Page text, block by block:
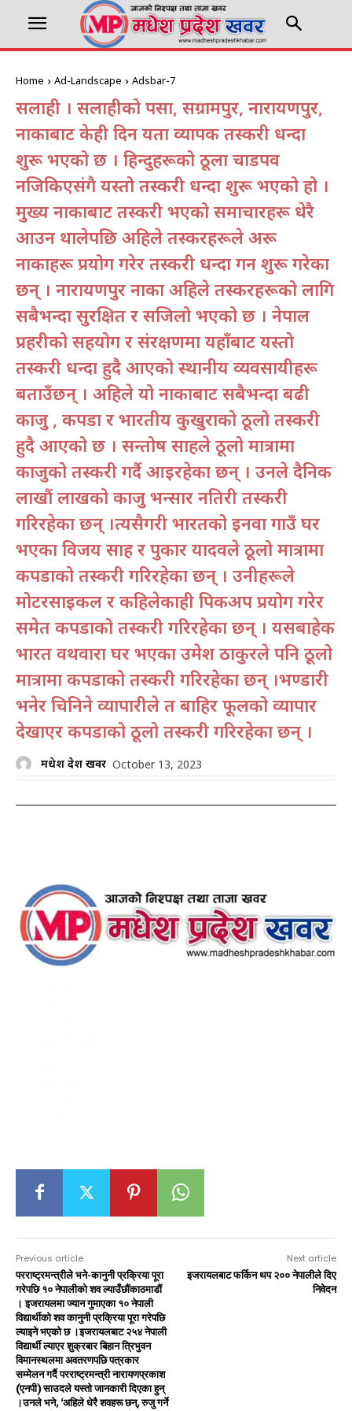
Home Ad-Landscape Adsbar-7
सर्लाही । सर्लाहीको पर्सा, सग्रामपुर, नारायणपुर,
नाकाबाट केही दिन यता व्यापक तस्करी धन्दा
शुरू भएको छ । हिन्दुहरूको ठूला चाडपर्व
नजिकिएसंगै यस्तो तस्करी धन्दा शुरू भएको हो ।
मुख्य नाकाबाट तस्करी भएको समाचारहरू धेरै
आउन थालेपछि अहिले तस्करहरूले अरू
नाकाहरू प्रयोग गरेर तस्करी धन्दा गर्न शुरू गरेका
छन् । नारायणपुर नाका अहिले तस्करहरूको लागि
सबैभन्दा सुरक्षित र सजिलो भएको छ । नेपाल
प्रहरीको सहयोग र संरक्षणमा यहाँबाट यस्तो
तस्करी धन्दा हुदै आएको स्थानीय व्यवसायीहरू
बताउँछन् । अहिले यो नाकाबाट सबैभन्दा बढी
काजु , कपडा र भारतीय कुखुराको ठूलो तस्करी
हुदै आएको छ । सन्तोष साहले ठूलो मात्रामा
काजुको तस्करी गर्दै आइरहेका छन् । उनले दैनिक
लाखौं लाखको काजु भन्सार नतिरी तस्करी
गरिरहेका छन् ।त्यसैगरी भारतको इनर्वा गाउँ घर
भएका विजय साह र पुकार यादवले ठूलो मात्रामा
कपडाको तस्करी गरिरहेका छन् । उनीहरूले
मोटरसाइकल र कहिलेकाही पिकअप प्रयोग गरेर
समेत कपडाको तस्करी गरिरहेका छन् । यसबाहेक
भारत वथवारा घर भएका उमेश ठाकुरले पनि ठूलो
मात्रामा कपडाको तस्करी गरिरहेका छन् ।भण्डारी
भनेर चिनिने व्यापारीले त बाहिर फूलको व्यापार
देखाएर कपडाको ठूलो तस्करी गरिरहेका छन् ।
मधेश प्रदेश खवर October 13, 2023
Previous article
परराष्ट्रमन्त्रीले भने-कानुनी प्रक्रिया पूरा
गरेपछि १० नेपालीको शव ल्याउँछौंकाठमाडौं
। इजरायलमा ज्यान गुमाएका १० नेपाली
विद्यार्थीको शव कानुनी प्रक्रिया पूरा गरेपछि
ल्याइने भएको छ ।इजरायलबाट २५४ नेपाली
विद्यार्थी ल्याएर शुक्रबार बिहान त्रिभुवन
विमानस्थलमा अवतरणपछि पत्रकार
सम्मेलन गर्दै परराष्ट्रमन्त्री नारायणप्रकाश
(एनपी) साउदले यस्तो जानकारी दिएका हुन्
।उनले भने, ‘अहिले धेरै शवहरू छन्, रुजु गर्ने
Next article
इजरायलबाट फर्किन थप २०० नेपालीले दिए
निवेदन